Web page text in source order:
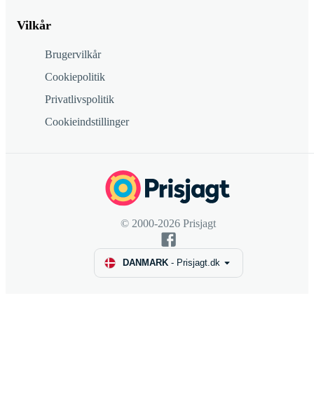
Vilkår
Brugervilkår
Cookiepolitik
Privatlivspolitik
Cookieindstillinger
© 2000-2026 Prisjagt
DANMARK- Prisjagt.dk